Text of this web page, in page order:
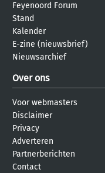
Feyenoord Forum
Stand
Kalender
E-zine (nieuwsbrief)
Nieuwsarchief
Over ons
Voor webmasters
Disclaimer
Privacy
Adverteren
Partnerberichten
Contact